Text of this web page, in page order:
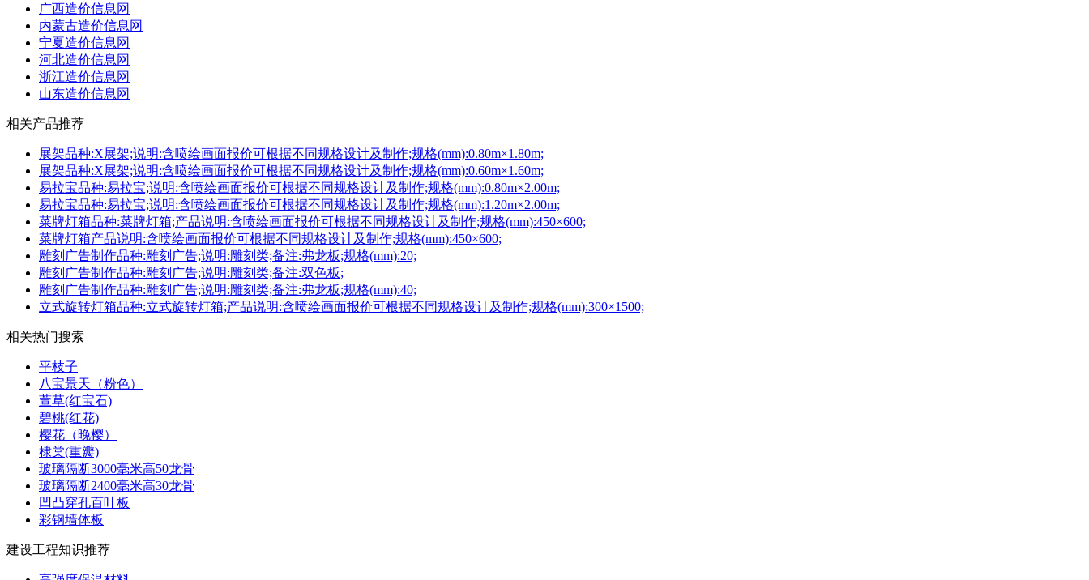
广西造价信息网
内蒙古造价信息网
宁夏造价信息网
河北造价信息网
浙江造价信息网
山东造价信息网
相关产品推荐
展架品种:X展架;说明:含喷绘画面报价可根据不同规格设计及制作;规格(mm):0.80m×1.80m;
展架品种:X展架;说明:含喷绘画面报价可根据不同规格设计及制作;规格(mm):0.60m×1.60m;
易拉宝品种:易拉宝;说明:含喷绘画面报价可根据不同规格设计及制作;规格(mm):0.80m×2.00m;
易拉宝品种:易拉宝;说明:含喷绘画面报价可根据不同规格设计及制作;规格(mm):1.20m×2.00m;
菜牌灯箱品种:菜牌灯箱;产品说明:含喷绘画面报价可根据不同规格设计及制作;规格(mm):450×600;
菜牌灯箱产品说明:含喷绘画面报价可根据不同规格设计及制作;规格(mm):450×600;
雕刻广告制作品种:雕刻广告;说明:雕刻类;备注:弗龙板;规格(mm):20;
雕刻广告制作品种:雕刻广告;说明:雕刻类;备注:双色板;
雕刻广告制作品种:雕刻广告;说明:雕刻类;备注:弗龙板;规格(mm):40;
立式旋转灯箱品种:立式旋转灯箱;产品说明:含喷绘画面报价可根据不同规格设计及制作;规格(mm):300×1500;
相关热门搜索
平枝子
八宝景天（粉色）
萱草(红宝石)
碧桃(红花)
樱花（晚樱）
棣棠(重瓣)
玻璃隔断3000毫米高50龙骨
玻璃隔断2400毫米高30龙骨
凹凸穿孔百叶板
彩钢墙体板
建设工程知识推荐